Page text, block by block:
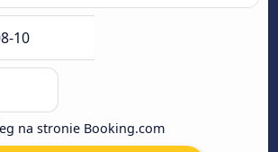
na stronie Booking.com